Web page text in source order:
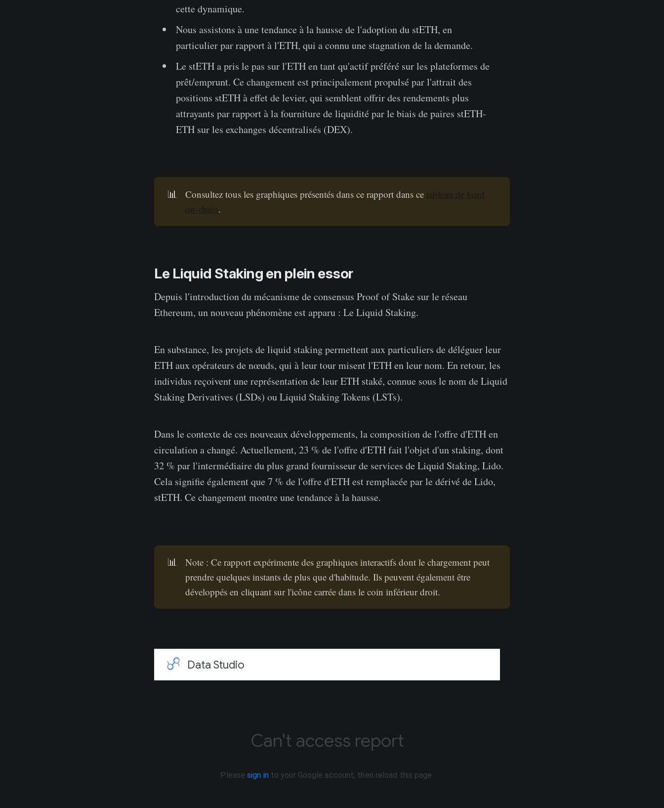
cette dynamique.
Nous assistons à une tendance à la hausse de l'adoption du stETH, en
particulier par rapport à l'ETH, qui a connu une stagnation de la demande.
Le stETH a pris le pas sur l'ETH en tant qu'actif préféré sur les plateformes de
prêt/emprunt. Ce changement est principalement propulsé par l'attrait des
positions stETH à effet de levier, qui semblent offrir des rendements plus
attrayants par rapport à la fourniture de liquidité par le biais de paires stETH-
ETH sur les exchanges décentralisés (DEX).
📊 Consultez tous les graphiques présentés dans ce rapport dans ce tableau de bord
on-chain.
Le Liquid Staking en plein essor
Depuis l'introduction du mécanisme de consensus Proof of Stake sur le réseau
Ethereum, un nouveau phénomène est apparu : Le Liquid Staking.
En substance, les projets de liquid staking permettent aux particuliers de déléguer leur
ETH aux opérateurs de nœuds, qui à leur tour misent l'ETH en leur nom. En retour, les
individus reçoivent une représentation de leur ETH staké, connue sous le nom de Liquid
Staking Derivatives (LSDs) ou Liquid Staking Tokens (LSTs).
Dans le contexte de ces nouveaux développements, la composition de l'offre d'ETH en
circulation a changé. Actuellement, 23 % de l'offre d'ETH fait l'objet d'un staking, dont
32 % par l'intermédiaire du plus grand fournisseur de services de Liquid Staking, Lido.
Cela signifie également que 7 % de l'offre d'ETH est remplacée par le dérivé de Lido,
stETH. Ce changement montre une tendance à la hausse.
📊
Note : Ce rapport expérimente des graphiques interactifs dont le chargement peut
prendre quelques instants de plus que d'habitude. Ils peuvent également être
développés en cliquant sur l'icône carrée dans le coin inférieur droit.